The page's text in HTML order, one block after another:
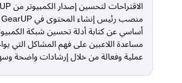
أساسي عن كتابة أدلة تحسين شبكة
مساعدة اللاعبين على فهم المشاكل التي
عملية وفعالة من خلال إرشادات واضحة